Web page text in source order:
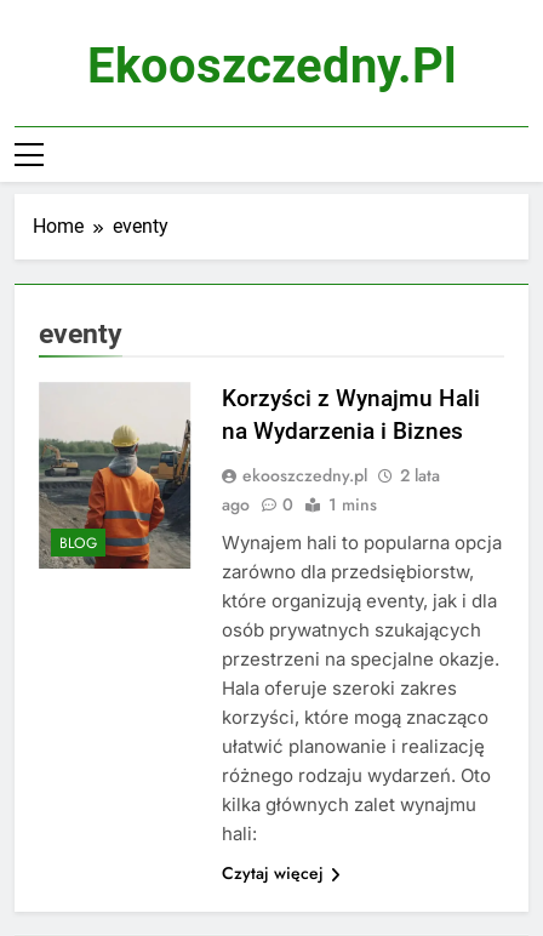
Ekooszczedny.pl
Home eventy
eventy
BLOG
Korzyści z Wynajmu Hali
na Wydarzenia i Biznes
ekooszczedny.pl
2 lata
ago
0 1 mins
Wynajem hali to popularna opcja
zarówno dla przedsiębiorstw,
które organizują eventy, jak i dla
osób prywatnych szukających
przestrzeni na specjalne okazje.
Hala oferuje szeroki zakres
korzyści, które mogą znacząco
ułatwić planowanie i realizację
różnego rodzaju wydarzeń. Oto
kilka głównych zalet wynajmu
hali:
Czytaj więcej